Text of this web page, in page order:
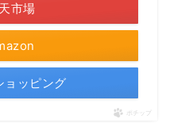
市場
ョッピング
ポチップ